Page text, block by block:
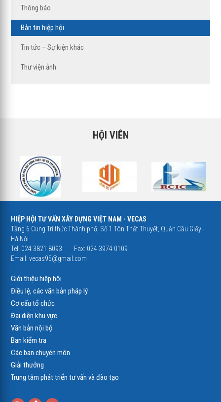
Thông báo
Bản tin hiệp hội
Tin tức – Sự kiện khác
Thư viện ảnh
HỘI VIÊN
HIỆP HỘI TƯ VẤN XÂY DỰNG VIỆT NAM - VECAS
Tầng 6 Cung Trí thức Thành phố, Số 1 Tôn Thất Thuyết, Quận Cầu Giấy -
Hà Nội
Tel: 024 3821 8093
Fax: 024 3974 0109
Email:vecas95@gmail.com
Giới thiệu hiệp hội
Điều lệ, các văn bản pháp lý
Cơ cấu tổ chức
Đại diện khu vực
Văn bản nội bộ
Ban kiểm tra
Các ban chuyên môn
Giải thưởng
Trung tâm phát triển tư vấn và đào tạo